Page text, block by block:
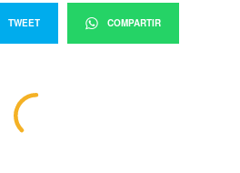
TWEET COMPARTIR